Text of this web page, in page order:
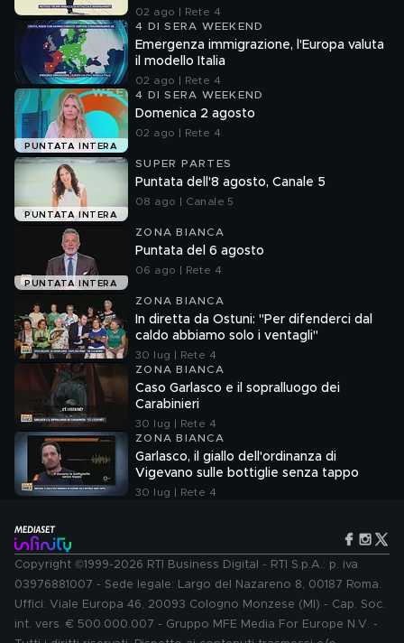
02 ago | Rete 4
4 DI SERA WEEKEND
Emergenza immigrazione, l'Europa valuta
il modello Italia
02 ago | Rete 4
PUNTATA INTERA
4 DI SERA WEEKEND
Domenica 2 agosto
02 ago | Rete 4
PUNTATA INTERA
SUPER PARTES
Puntata dell'8 agosto, Canale 5
08 ago | Canale 5
PUNTATA INTERA
ZONA BIANCA
Puntata del 6 agosto
06 ago | Rete 4
ZONA BIANCA
In diretta da Ostuni: "Per difenderci dal
caldo abbiamo solo i ventagli"
30 lug | Rete 4
ZONA BIANCA
Caso Garlasco e il sopralluogo dei
Carabinieri
30 lug | Rete 4
ZONA BIANCA
Garlasco, il giallo dell'ordinanza di
Vigevano sulle bottiglie senza tappo
30 lug | Rete 4
Copyright ©1999-2026 RTI Business Digital - RTI S.p.A.: p. iva
03976881007 - Sede legale: Largo del Nazareno 8, 00187 Roma.
Uffici: Viale Europa 46, 20093 Cologno Monzese (MI) - Cap. Soc.
int. vers. € 500.000.007 - Gruppo MFE Media For Europe N.V. -